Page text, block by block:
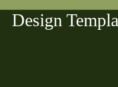
Design